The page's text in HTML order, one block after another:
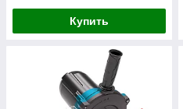
Купить